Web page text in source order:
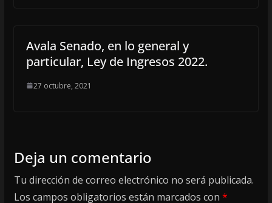
Avala Senado, en lo general y
particular, Ley de Ingresos 2022.
27 octubre, 2021
Deja un comentario
Tu dirección de correo electrónico no será publicada.
Los campos obligatorios están marcados con *